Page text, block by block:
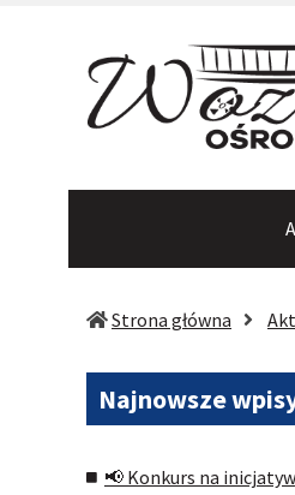
Strona główna
Najnowsze
📢 Konkurs na